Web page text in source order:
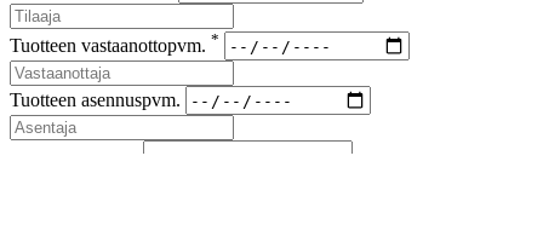
Tuotteen vastaanottopvm. *
Tuotteen asennuspvm.